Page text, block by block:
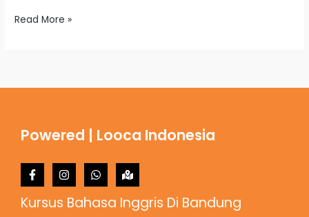
Read More »
Powered | Looca Indonesia
Kursus Bahasa Inggris Di Bandung